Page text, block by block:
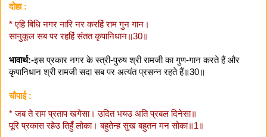
दोहा :
* एहि बिधि नगर नारि नर करहिं राम गुन गान।
सानुकूल सब पर रहहिं संतत कृपानिधान॥30॥
भावार्थ:-इस प्रकार नगर के स्त्री-पुरुष श्री रामजी का गुण-गान करते हैं और
कृपानिधान श्री रामजी सदा सब पर अत्यंत प्रसन्न रहते हैं॥30॥
चौपाई :
* जब ते राम प्रताप खगेसा। उदित भयउ अति प्रबल दिनेसा॥
पूरि प्रकास रहेउ तिहुँ लोका। बहुतेन्ह सुख बहुतन मन सोका॥1॥